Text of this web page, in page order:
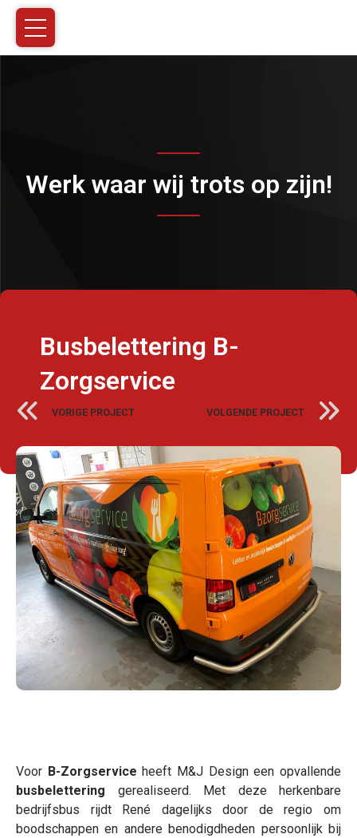
Werk waar wij trots op zijn!
Busbelettering B-
Zorgservice
VORIGE PROJECT VOLGENDE PROJECT
Voor B-Zorgservice heeft M&J Design een opvallende
busbelettering gerealiseerd. Met deze herkenbare
bedrijfsbus rijdt René dagelijks door de regio om
boodschappen en andere benodigdheden persoonlijk bij